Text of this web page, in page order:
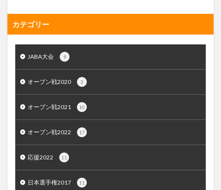
カテゴリー
JABA大会 9
オープン戦2020 3
オープン戦2021 10
オープン戦2022 17
応援2022 11
日本選手権2017 11